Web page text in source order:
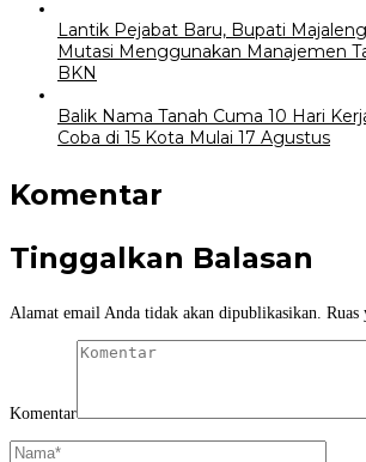
Lantik Pejabat Baru, Bupati
Mutasi Menggunakan Manajemen
BKN
Balik Nama Tanah Cuma 10 Hari
Coba di 15 Kota Mulai 17 Agustus
Komentar
Tinggalkan Balasan
Alamat email Anda tidak akan dipublikasikan. Ruas
Komentar